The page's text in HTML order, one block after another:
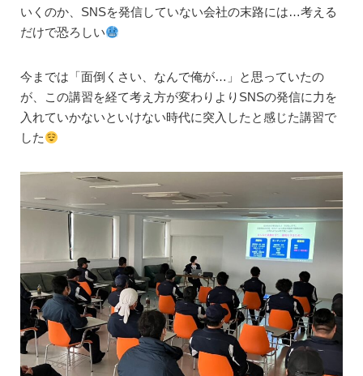
いくのか、SNSを発信していない会社の末路には…考える
だけで恐ろしい
今までは「面倒くさい、なんで俺が…」と思っていたの
が、この講習を経て考え方が変わりよりSNSの発信に力を
入れていかないといけない時代に突入したと感じた講習で
した